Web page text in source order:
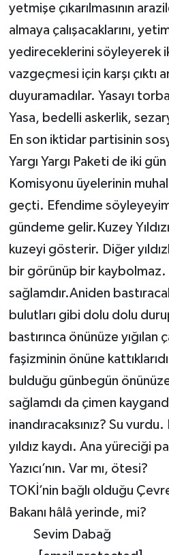
yetmişe çıkarılmasının
almaya çalışacaklarını,
yedireceklerini söyleyerek
vazgeçmesi için karşı çıktı
duyuramadılar. Yasayı
Yasa, bedelli askerlik,
En son iktidar partisinin
Yargı Yargı Paketi de iki
Komisyonu üyelerinin
geçti. Efendime
gündeme gelir.Kuzey
kuzeyi gösterir. Diğer
bir görünüp bir kaybolmaz.
sağlamdır.Aniden
bulutları gibi dolu dolu
bastırınca önünüze
faşizminin önüne
bulduğu günbegün
sağlamdı da çimen
inandıracaksınız? Su
yıldız kaydı. Ana yüreciği
Yazıcı’nın. Var mı, ötesi?
TOKİ’nin bağlı olduğu
Bakanı hâlâ yerinde, mi?
Sevim Dabağ